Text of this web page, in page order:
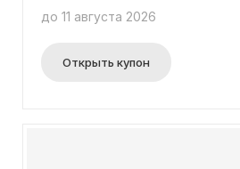
все тарифы, доступные на
промокода.
до 11 августа 2026
Открыть купон